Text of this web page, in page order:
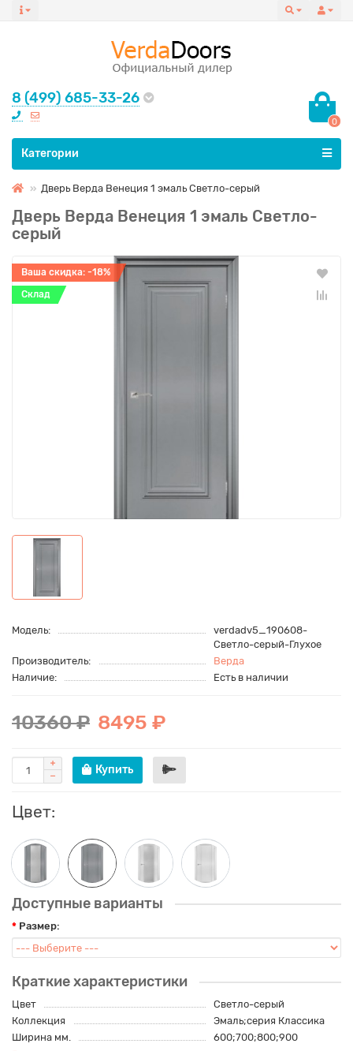
8 (499) 685-33-26
0
Все категории
Категории
Дверь Верда Венеция 1 эмаль Светло-серый
Дверь Верда Венеция 1 эмаль Светло-
серый
Ваша скидка: -18%
Склад
Модель:
verdadv5_190608-
Светло-серый-Глухое
Производитель:
Верда
Наличие:
Есть в наличии
10360 ₽ 8495 ₽
Купить
Цвет:
Доступные варианты
Размер:
Краткие характеристики
Цвет
Светло-серый
Коллекция
Эмаль;серия Классика
Ширина мм.
600;700;800;900